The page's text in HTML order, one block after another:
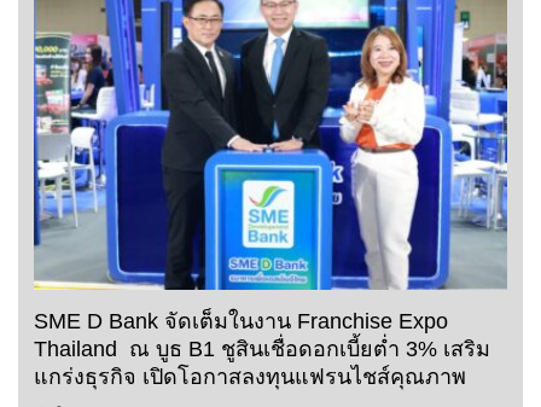
SME D Bank จัดเต็มในงาน Franchise Expo
Thailand ณ บูธ B1 ชูสินเชื่อดอกเบี้ยต่ำ 3% เสริม
แกร่งธุรกิจ เปิดโอกาสลงทุนแฟรนไชส์คุณภาพ